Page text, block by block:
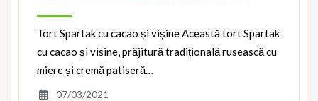
Tort Spartak cu cacao și vișine Această tort Spartak
cu cacao și visine, prăjitură tradițională rusească cu
miere și cremă patiseră…
07/03/2021